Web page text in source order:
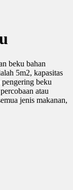
beku bahan
5m2, kapasitas
beku
atau
jenis makanan,